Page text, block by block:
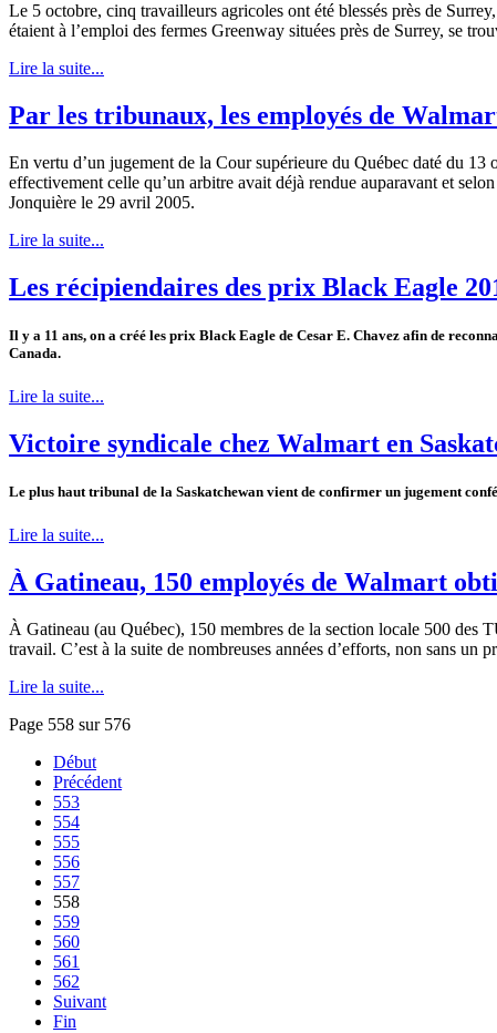
Le 5 octobre, cinq travailleurs agricoles ont été blessés près de
étaient à l’emploi des fermes Greenway situées près de Surrey, se
Lire la suite...
Par les tribunaux, les employés de
En vertu d’un jugement de la Cour supérieure du Québec daté du
effectivement celle qu’un arbitre avait déjà rendue auparavant et
Jonquière le 29 avril 2005.
Lire la suite...
Les récipiendaires des prix Black Eagle
Il y a 11 ans, on a créé les prix Black Eagle de Cesar E. Chavez afin de
Canada.
Lire la suite...
Victoire syndicale chez Walmart en
Le plus hauttribunal de la Saskatchewan vientde confirmer un jugement
Lire la suite...
À Gatineau, 150 employés de Walmart
À Gatineau (au Québec), 150 membres de la section locale 500 des
travail. C’est à la suite de nombreuses années d’efforts, non sans
Lire la suite...
Page 558 sur 576
Début
Précédent
553
554
555
556
557
558
559
560
561
562
Suivant
Fin